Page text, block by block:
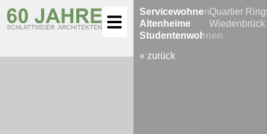
Servicewohnen
Altenheime
Studentenwohnen
« zurück
Quartier
Wiedenbrück